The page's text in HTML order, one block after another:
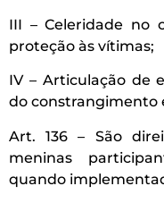
III – Celeridade no
proteção às vítimas;
IV – Articulação de
do constrangimento
Art. 136 – São
meninas
quando